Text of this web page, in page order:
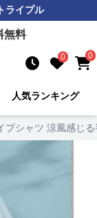
ライプル
無料
0 0
人気ランキング
プシャツ 涼風感じ